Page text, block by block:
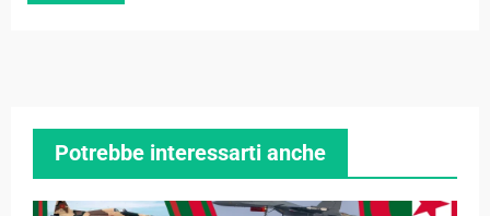
Potrebbe interessarti anche